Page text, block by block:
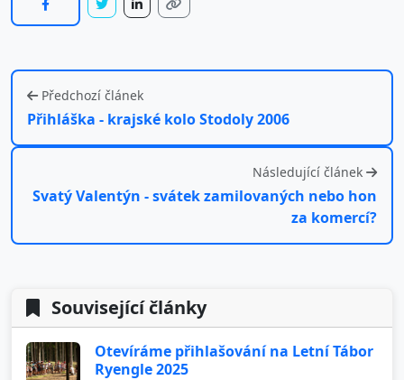
Předchozí článek
Přihláška - krajské kolo Stodoly 2006
Následující článek
Svatý Valentýn - svátek zamilovaných nebo hon
za komercí?
Související články
Otevíráme přihlašování na Letní Tábor
Ryengle 2025